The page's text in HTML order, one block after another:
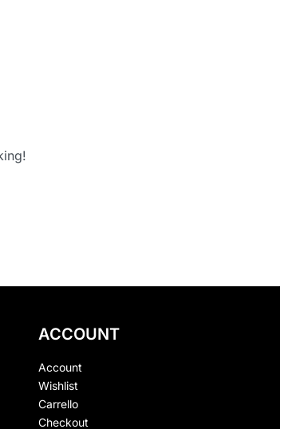
ACCOUNT
Account
Wishlist
Carrello
Checkout